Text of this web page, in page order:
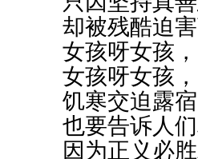
却被残酷迫
女孩呀女孩
女孩呀女孩
饥寒交迫露
也要告诉人
因为正义必